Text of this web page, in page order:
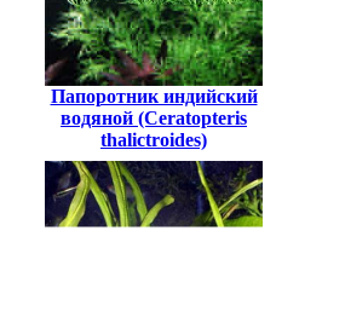
Папоротник индийский
водяной (Ceratopteris
thalictroides)